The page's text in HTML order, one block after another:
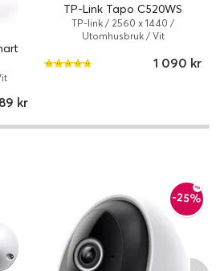
kr
TP-Link Tapo C520WS
TP-link / 2560 x 1440 /
Utomhusbruk / Vit
1 090 kr
-25%